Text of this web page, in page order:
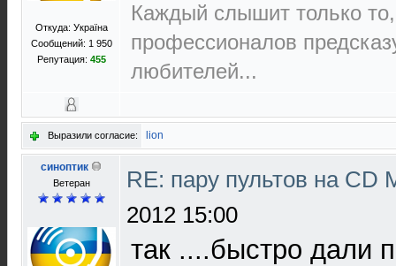
Откуда: Україна
Сообщений: 1 950
Репутация: 455
Каждый слышит только
пpофеccионалов
любителей...
Выразили согласие: lion
синоптик
Ветеран
RE: пару пультов на СD
2012 15:00
так ....быстро дали